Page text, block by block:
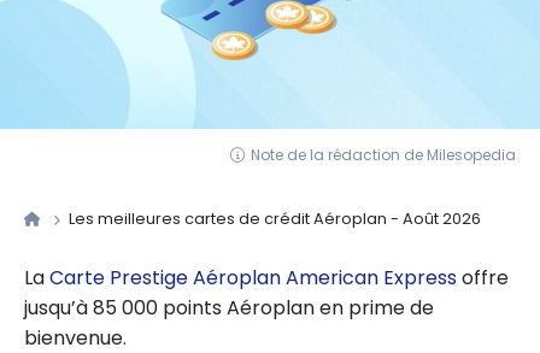
Note de la rédaction de Milesopedia
Les meilleures cartes de crédit Aéroplan - Août 2026
LaCarte Prestige Aéroplan American Expressoffre
jusqu’à 85 000 points Aéroplan en prime de
bienvenue.